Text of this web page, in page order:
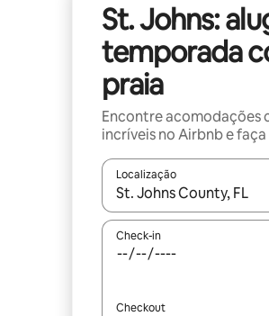
St. Johns:
temporada
praia
Encontre acomodações
incríveis no Airbnb e faça
Localização
Quando os resultados
Check-in
Checkout